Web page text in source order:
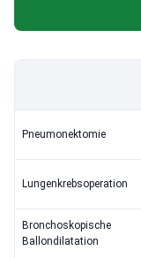
Pneumonektomie
Lungenkrebsoperation
Bronchoskopische
Ballondilatation